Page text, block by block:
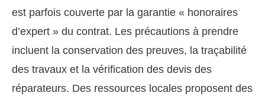
est parfois couverte par la garantie « honoraires
d’expert » du contrat. Les précautions à prendre
incluent la conservation des preuves, la traçabilité
des travaux et la vérification des devis des
réparateurs. Des ressources locales proposent des